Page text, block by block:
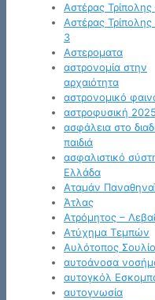
Αστέρας Τρίπολης
Αστέρας
3
Αστεροματα
αστρονομία στην
αρχαιότητα
αστρονομικό
αστροφυσική 2025
ασφάλεια στο
παιδιά
ασφαλιστικό
Ελλάδα
Αταμάν
Άτλας
Ατρόμητος –
Ατύχημα Τεμπών
Αυλότοπος
αυτοάνοσα
αυτογκόλ
αυτογνωσία